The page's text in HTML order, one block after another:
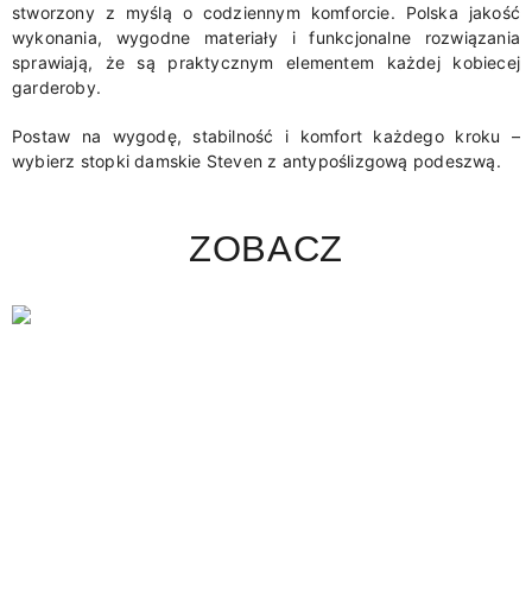
stworzony z myślą o codziennym komforcie. Polska jakość
wykonania, wygodne materiały i funkcjonalne rozwiązania
sprawiają, że są praktycznym elementem każdej kobiecej
garderoby.
Postaw na wygodę, stabilność i komfort każdego kroku –
wybierz stopki damskie Steven z antypoślizgową podeszwą.
ZOBACZ